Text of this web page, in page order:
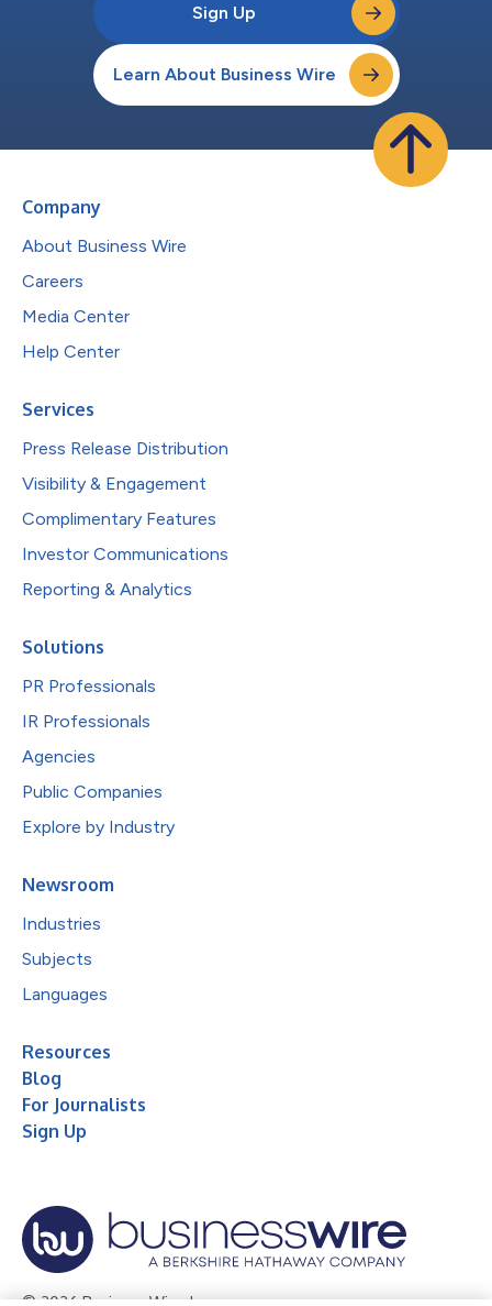
Sign Up
Learn About Business Wire
Company
About Business Wire
Careers
Media Center
Help Center
Services
Press Release Distribution
Visibility & Engagement
Complimentary Features
Investor Communications
Reporting & Analytics
Solutions
PR Professionals
IR Professionals
Agencies
Public Companies
Explore by Industry
Newsroom
Industries
Subjects
Languages
Resources
Blog
For Journalists
Sign Up